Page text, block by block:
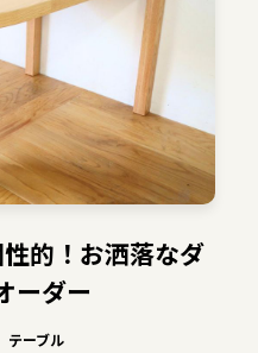
的！お洒落なダ
ーダー
テーブル